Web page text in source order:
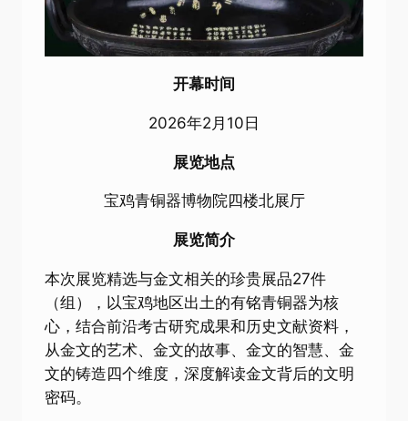
开幕时间
2026年2月10日
展览地点
宝鸡青铜器博物院四楼北展厅
展览简介
本次展览精选与金文相关的珍贵展品27件
（组），以宝鸡地区出土的有铭青铜器为核
心，结合前沿考古研究成果和历史文献资料，
从金文的艺术、金文的故事、金文的智慧、金
文的铸造四个维度，深度解读金文背后的文明
密码。